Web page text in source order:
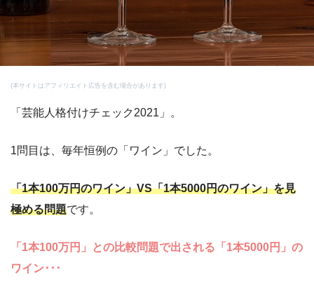
(本サイトはアフィリエイト広告を含む場合があります)
「芸能人格付けチェック2021」。
1問目は、毎年恒例の「ワイン」でした。
「1本100万円のワイン」VS「1本5000円のワイン」を見
極める問題です。
「1本100万円」との比較問題で出される「1本5000円」の
ワイン･･･